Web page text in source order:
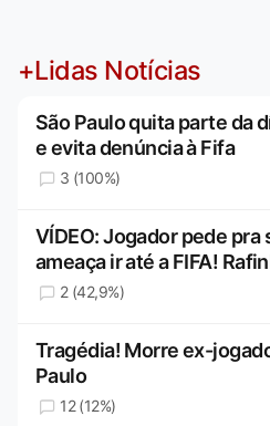
+Lidas Notícias
São Paulo quita parte da
e evita denúncia à Fifa
3 (100%)
VÍDEO: Jogador pede pra
ameaça ir até a FIFA!
2 (42,9%)
Tragédia! Morre ex-
Paulo
12 (12%)